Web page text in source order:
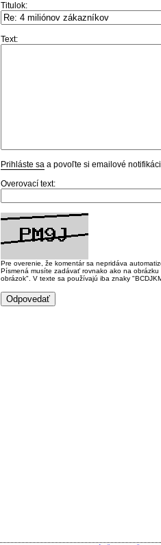
Titulok:
Text:
Prihláste sa a povoľte si emailové
Overovací text:
Pre overenie, že komentár sa nepridáva
Písmená musíte zadávať rovnako ako na
obrázok". V texte sa používajú iba znaky